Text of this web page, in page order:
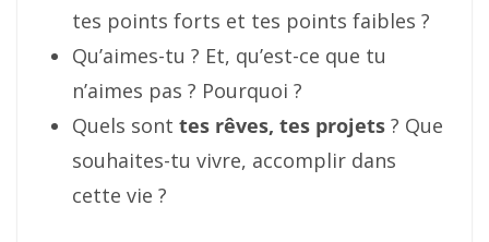
tes points forts et tes points faibles ?
Qu’aimes-tu ? Et, qu’est-ce que tu
n’aimes pas ? Pourquoi ?
Quels sont tes rêves, tes projets ? Que
souhaites-tu vivre, accomplir dans
cette vie ?